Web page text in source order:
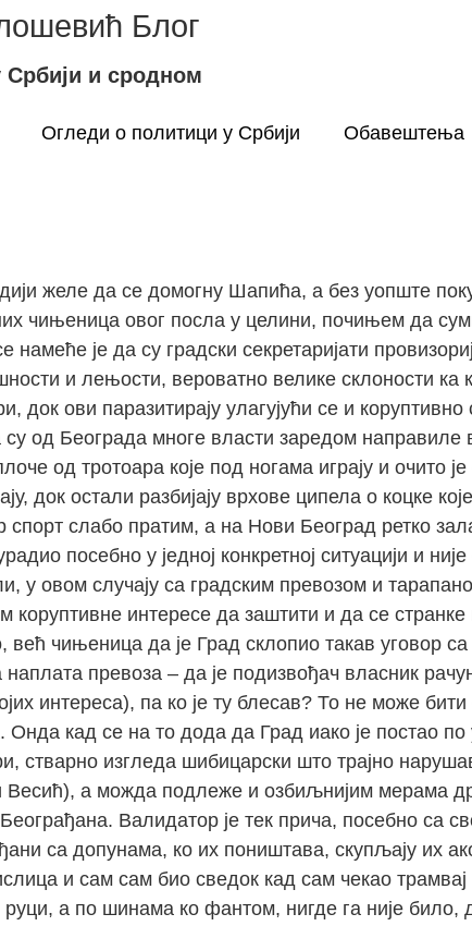
Блог
Србији и сродном
Огледи о политици у Србији Обавештења
желе да се домогну Шапића, а без уопште
чињеница овог посла у целини, почињем да
је да су градски секретаријати
и лењости, вероватно велике склоности ка
ови паразитирају улагујући се и коруптивно
су од Београда многе власти заредом
од тротоара које под ногама играју и очито
док остали разбијају врхове ципела о коцке
слабо пратим, а на Нови Београд ретко
посебно у једној конкретној ситуацији и
овом случају са градским превозом и
интересе да заштити и да се
чињеница да је Град склопио такав уговор
превоза – да је подизвођач власник
интереса), па ко је ту блесав? То не може
кад се на то дода да Град иако је постао по
изгледа шибицарски што трајно
а можда подлеже и озбиљнијим мерама
Валидатор је тек прича, посебно са
са допунама, ко их поништава, скупљају их
и сам сам био сведок кад сам чекао
а по шинама ко фантом, нигде га није било,